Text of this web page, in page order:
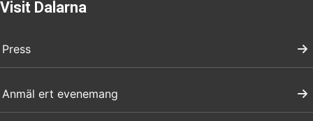
Visit Dalarna
Press
Anmäl ert evenemang